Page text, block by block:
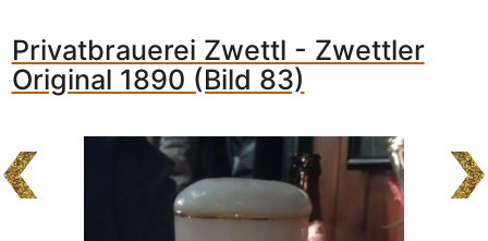
Privatbrauerei Zwettl - Zwettler
Original 1890 (Bild 83)